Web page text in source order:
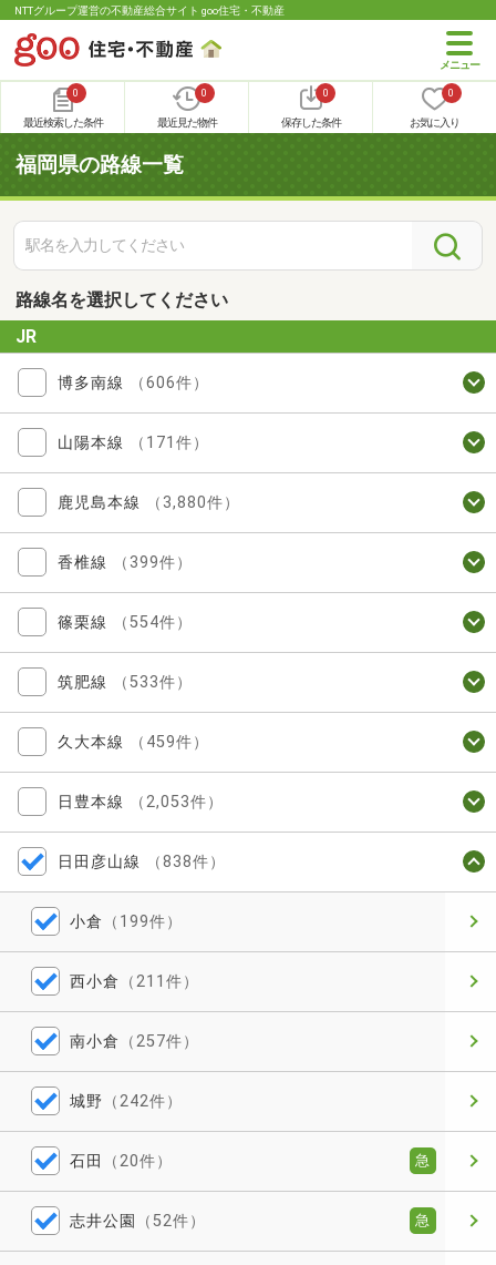
NTTグループ運営の不動産総合サイト goo住宅・不動産
0
最近検索した条件
0
最近見た物件
0
保存した条件
0
お気に入り
福岡県の路線一覧
路線名を選択してください
JR
博多南線 （606件）
山陽本線 （171件）
鹿児島本線 （3,880件）
香椎線 （399件）
篠栗線 （554件）
筑肥線 （533件）
久大本線 （459件）
日豊本線 （2,053件）
日田彦山線 （838件）
小倉 （199件）
西小倉 （211件）
南小倉 （257件）
城野 （242件）
石田 （20件） 急
志井公園 （52件） 急